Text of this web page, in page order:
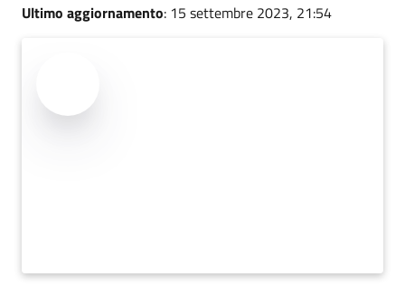
Ultimo aggiornamento: 15 settembre 2023, 21:54